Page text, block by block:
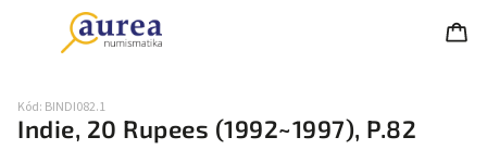
Indie, 20 Rupees (1992~1997), P.82
Kód: BINDI082.1